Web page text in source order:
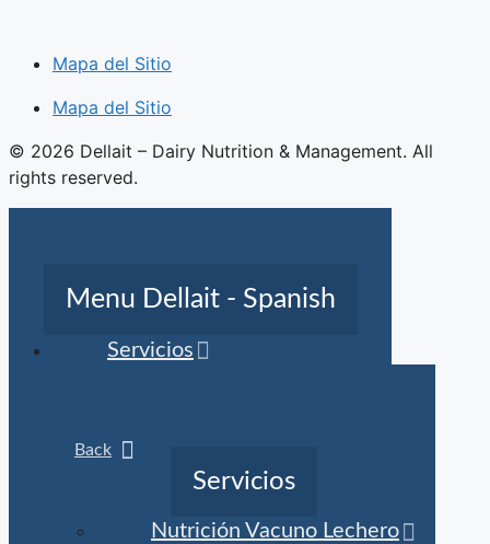
Mapa del Sitio
Mapa del Sitio
© 2026 Dellait – Dairy Nutrition & Management. All
rights reserved.
Menu Dellait - Spanish
Servicios
Back
Servicios
Nutrición Vacuno Lechero